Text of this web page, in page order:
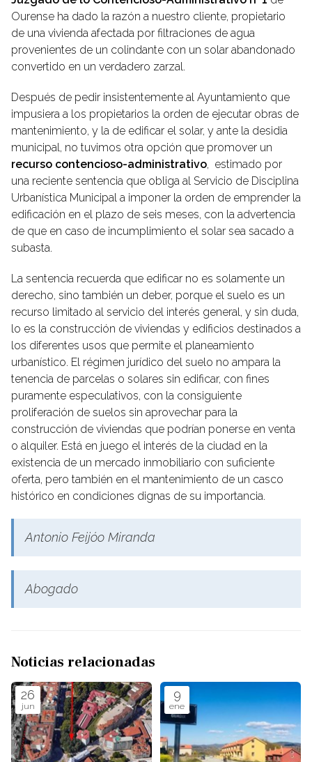
Ourense ha dado la razón a nuestro cliente, propietario
de una vivienda afectada por filtraciones de agua
provenientes de un colindante con un solar abandonado
convertido en un verdadero zarzal.
Después de pedir insistentemente al Ayuntamiento que
impusiera a los propietarios la orden de ejecutar obras de
mantenimiento, y la de edificar el solar, y ante la desidia
municipal, no tuvimos otra opción que promover un
recurso contencioso-administrativo, estimado por
una reciente sentencia que obliga al Servicio de Disciplina
Urbanística Municipal a imponer la orden de emprender la
edificación en el plazo de seis meses, con la advertencia
de que en caso de incumplimiento el solar sea sacado a
subasta.
La sentencia recuerda que edificar no es solamente un
derecho, sino también un deber, porque el suelo es un
recurso limitado al servicio del interés general, y sin duda,
lo es la construcción de viviendas y edificios destinados a
los diferentes usos que permite el planeamiento
urbanístico. El régimen jurídico del suelo no ampara la
tenencia de parcelas o solares sin edificar, con fines
puramente especulativos, con la consiguiente
proliferación de suelos sin aprovechar para la
construcción de viviendas que podrían ponerse en venta
o alquiler. Está en juego el interés de la ciudad en la
existencia de un mercado inmobiliario con suficiente
oferta, pero también en el mantenimiento de un casco
histórico en condiciones dignas de su importancia.
Antonio Feijóo Miranda
Abogado
Noticias relacionadas
26
jun
9
ene